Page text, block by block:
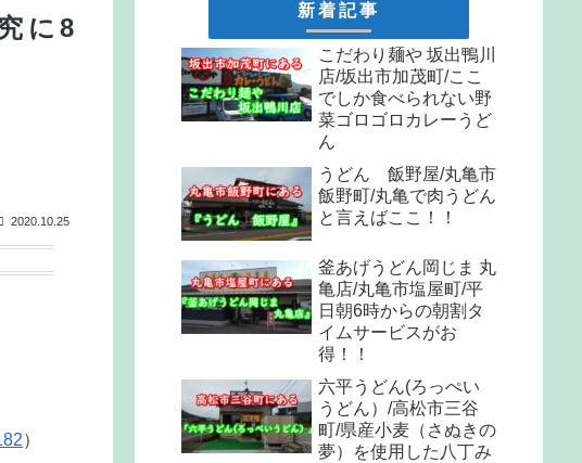
に8
2020.10.25
）
新着記事
こだわり麺や 坂出鴨川
店/坂出市加茂町/ここ
でしか食べられない野
菜ゴロゴロカレーうど
ん
うどん 飯野屋/丸亀市
飯野町/丸亀で肉うどん
と言えばここ！！
釜あげうどん岡じま 丸
亀店/丸亀市塩屋町/平
日朝6時からの朝割タ
イムサービスがお
得！！
六平うどん(ろっぺい
うどん）/高松市三谷
町/県産小麦（さぬきの
夢）を使用した八丁み